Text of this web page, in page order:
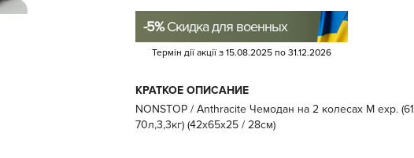
-5%Скидка для военных
Термін дії акції з 15.08.2025 по 31.12.2026
КРАТКОЕ ОПИСАНИЕ
NONSTOP / Anthracite Чемодан на 2 колесах M exp.
70л,3,3кг) (42x65x25 / 28см)